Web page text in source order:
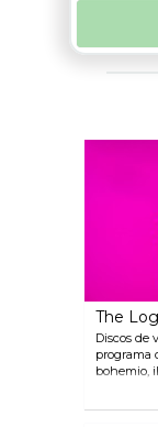
The
Discos de
programa
bohemio,
cócteles,
de otras